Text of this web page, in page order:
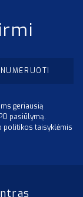
geriausią
pasiūlymą.
politikos taisyklėmis